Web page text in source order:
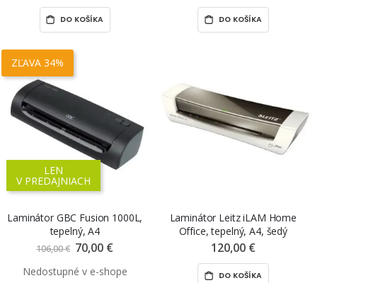
DO KOŠÍKA DO KOŠÍKA
LEN
V PREDAJNIACH
ZĽAVA 34%
Laminátor GBC Fusion 1000L,
tepelný, A4
106,00 € Znížená
cena
70,00 €
Laminátor Leitz iLAM Home
Office, tepelný, A4, šedý
120,00 €
DO KOŠÍKA